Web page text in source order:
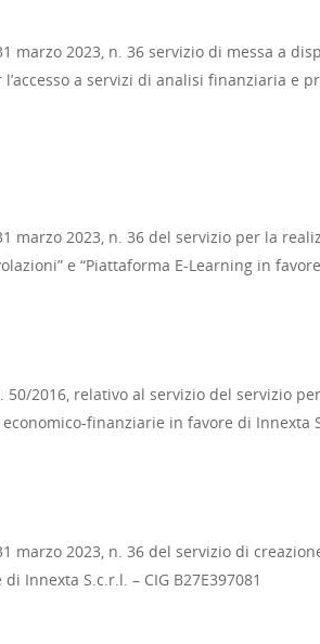
marzo 2023, n. 36 servizio di messa a
a servizi di analisi finanziaria e
marzo 2023, n. 36 del servizio per la
e “Piattaforma E-Learning in
2016, relativo al servizio del servizio
finanziarie in favore di Innexta
marzo 2023, n. 36 del servizio di
Innexta S.c.r.l. – CIG B27E397081